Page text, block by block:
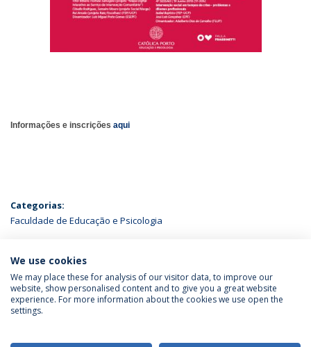
Informações e inscrições aqui
Categorias:
Faculdade de Educação e Psicologia
ÚLTIMAS NOTÍCIAS
Política de Privacidade
Termos & Condições
We use cookies
We may place these for analysis of our visitor data, to improve our
website, show personalised content and to give you a great website
experience. For more information about the cookies we use open the
settings.